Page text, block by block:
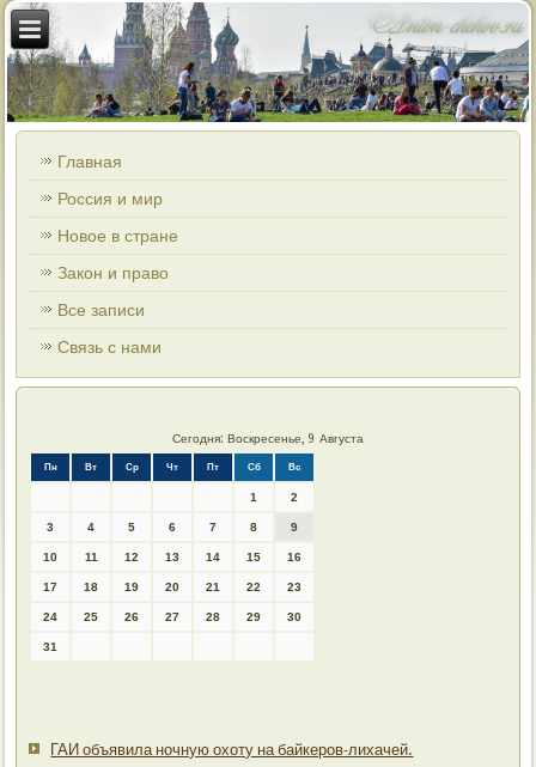
Главная
Россия и мир
Новое в стране
Закон и право
Все записи
Связь с нами
Сегодня: Воскресенье, 9 Августа
Пн Вт Ср Чт Пт Сб Вс
1 2
3 4 5 6 7 8 9
10 11 12 13 14 15 16
17 18 19 20 21 22 23
24 25 26 27 28 29 30
31
ГАИ объявила ночную охоту на байкеров-лихачей.